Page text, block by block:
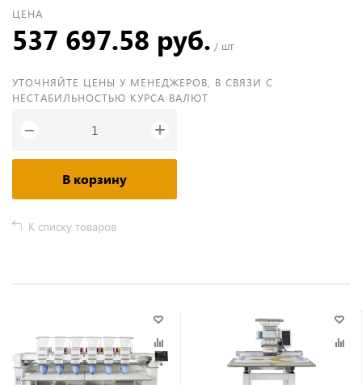
ЦЕНА
537 697.58 руб. / шт
УТОЧНЯЙТЕ ЦЕНЫ У МЕНЕДЖЕРОВ, В СВЯЗИ С
НЕСТАБИЛЬНОСТЬЮ КУРСА ВАЛЮТ
− +
В корзину
К списку товаров